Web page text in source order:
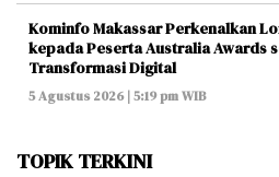
Kominfo Makassar Perkenalkan
kepada Peserta Australia Awards
Transformasi Digital
5 Agustus 2026 | 5:19 pm WIB
TOPIK TERKINI